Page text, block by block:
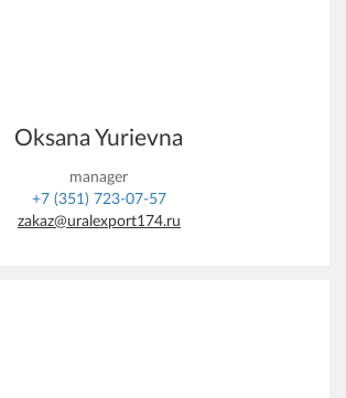
Oksana Yurievna
manager
+7 (351) 723-07-57
zakaz@uralexport174.ru